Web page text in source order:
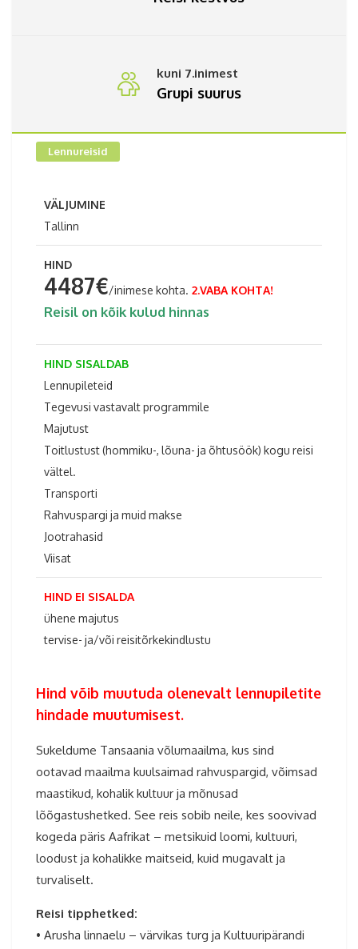
kuni 7.inimest
Grupi suurus
Lennureisid
VÄLJUMINE
Tallinn
HIND
4487€/inimese kohta. 2.VABA KOHTA!
Reisil on kõik kulud hinnas
HIND SISALDAB
Lennupileteid
Tegevusi vastavalt programmile
Majutust
Toitlustust (hommiku-, lõuna- ja õhtusöök) kogu reisi
vältel.
Transporti
Rahvuspargi ja muid makse
Jootrahasid
Viisat
HIND EI SISALDA
ühene majutus
tervise- ja/või reisitõrkekindlustu
Hind võib muutuda olenevalt lennupiletite
hindade muutumisest.
Sukeldume Tansaania võlumaailma, kus sind
ootavad maailma kuulsaimad rahvuspargid, võimsad
maastikud, kohalik kultuur ja mõnusad
lõõgastushetked. See reis sobib neile, kes soovivad
kogeda päris Aafrikat – metsikuid loomi, kultuuri,
loodust ja kohalikke maitseid, kuid mugavalt ja
turvaliselt.
Reisi tipphetked:
• Arusha linnaelu – värvikas turg ja Kultuuripärandi